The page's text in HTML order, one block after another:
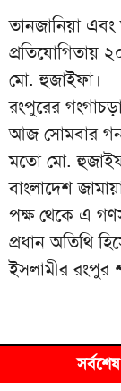
তানজানিয়া
প্রতিযোগিতায়
মো. হুজাইফা।
রংপুরের
আজ সোমবার
মতো মো.
বাংলাদেশ
পক্ষ থেকে এ
প্রধান অতিথি
ইসলামীর রংপুর
সর্বশেষ